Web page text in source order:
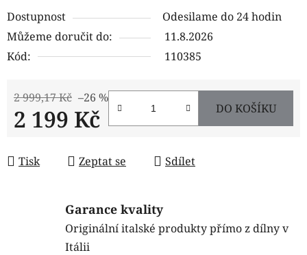
Dostupnost
Odesilame do 24 hodin
Můžeme doručit do:
11.8.2026
Kód:
110385
2 999,17 Kč –26 %
2 199 Kč DO KOŠÍKU
Tisk Zeptat se Sdílet
Garance kvality
Originální italské produkty přímo z dílny v
Itálii